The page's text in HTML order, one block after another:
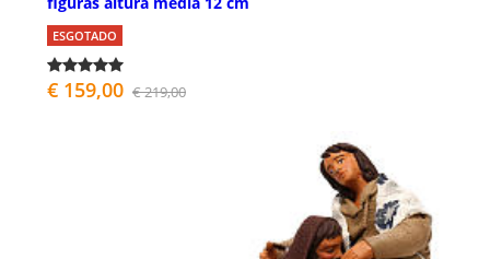
ESGOTADO
€ 159,00 € 219,00